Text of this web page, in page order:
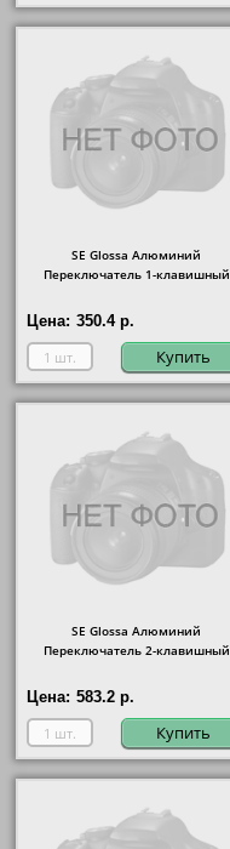
SE Glossa Алюминий
Переключатель 1-клавишный
Цена: 350.4 р.
Купить
SE Glossa Алюминий
Переключатель 2-клавишный
Цена: 583.2 р.
Купить